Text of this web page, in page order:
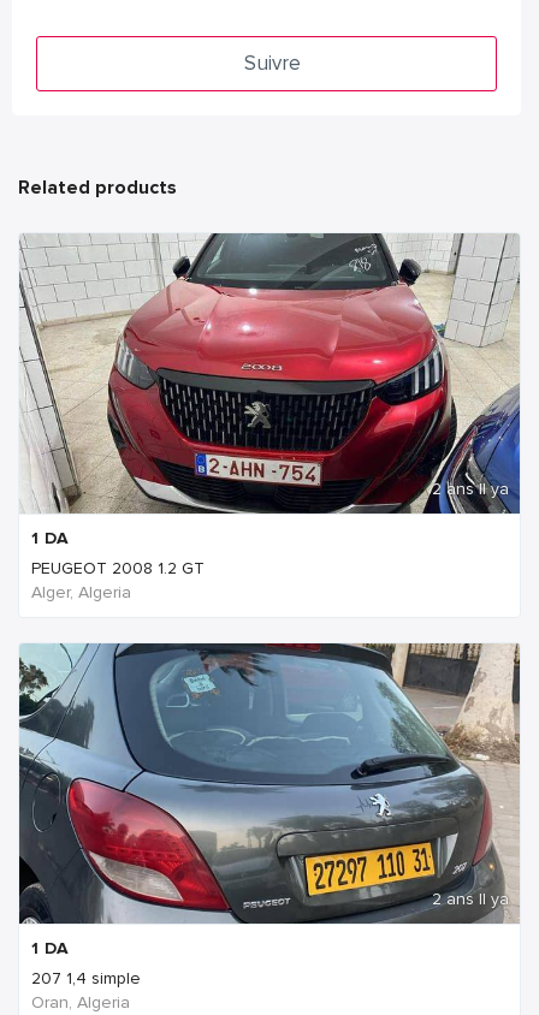
Suivre
Related products
2 ans Il ya
1 DA
PEUGEOT 2008 1.2 GT
Alger, Algeria
2 ans Il ya
1 DA
207 1,4 simple
Oran, Algeria